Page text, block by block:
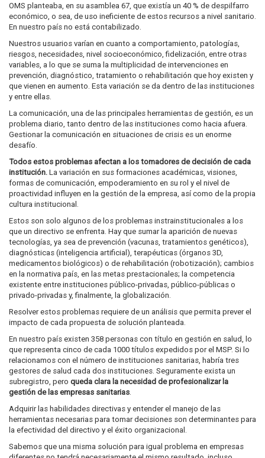
OMS planteaba, en su asamblea 67, que existía un 40 % de despilfarro
económico, o sea, de uso ineficiente de estos recursos a nivel sanitario.
En nuestro país no está contabilizado.
Nuestros usuarios varían en cuanto a comportamiento, patologías,
riesgos, necesidades, nivel socioeconómico, fidelización, entre otras
variables, a lo que se suma la multiplicidad de intervenciones en
prevención, diagnóstico, tratamiento o rehabilitación que hoy existen y
que vienen en aumento. Esta variación se da dentro de las instituciones
y entre ellas.
La comunicación, una de las principales herramientas de gestión, es un
problema diario, tanto dentro de las instituciones como hacia afuera.
Gestionar la comunicación en situaciones de crisis es un enorme
desafío.
Todos estos problemas afectan a los tomadores de decisión de cada
institución. La variación en sus formaciones académicas, visiones,
formas de comunicación, empoderamiento en su rol y el nivel de
proactividad influyen en la gestión de la empresa, así como de la propia
cultura institucional.
Estos son solo algunos de los problemas instrainstitucionales a los
que un directivo se enfrenta. Hay que sumar la aparición de nuevas
tecnologías, ya sea de prevención (vacunas, tratamientos genéticos),
diagnósticas (inteligencia artificial), terapéuticas (órganos 3D,
medicamentos biológicos) o de rehabilitación (robotización); cambios
en la normativa país, en las metas prestacionales; la competencia
existente entre instituciones público-privadas, público-públicas o
privado-privadas y, finalmente, la globalización.
Resolver estos problemas requiere de un análisis que permita prever el
impacto de cada propuesta de solución planteada.
En nuestro país existen 358 personas con título en gestión en salud, lo
que representa cinco de cada 1000 títulos expedidos por el MSP. Si lo
relacionamos con el número de instituciones sanitarias, habría tres
gestores de salud cada dos instituciones. Seguramente exista un
subregistro, pero queda clara la necesidad de profesionalizar la
gestión de las empresas sanitarias.
Adquirir las habilidades directivas y entender el manejo de las
herramientas necesarias para tomar decisiones son determinantes para
la efectividad del directivo y el éxito organizacional.
Sabemos que una misma solución para igual problema en empresas